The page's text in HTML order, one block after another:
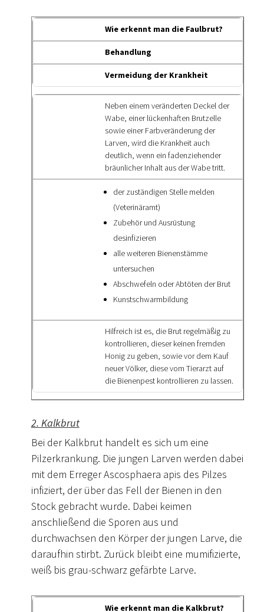
Wie erkennt man die Faulbrut?
Behandlung
Vermeidung der Krankheit
Neben einem veränderten Deckel der
Wabe, einer lückenhaften Brutzelle
sowie einer Farbveränderung der
Larven, wird die Krankheit auch
deutlich, wenn ein fadenziehender
bräunlicher Inhalt aus der Wabe tritt.
der zuständigen Stelle melden
(Veterinäramt)
Zubehör und Ausrüstung
desinfizieren
alle weiteren Bienenstämme
untersuchen
Abschwefeln oder Abtöten der Brut
Kunstschwarmbildung
Hilfreich ist es, die Brut regelmäßig zu
kontrollieren, dieser keinen fremden
Honig zu geben, sowie vor dem Kauf
neuer Völker, diese vom Tierarzt auf
die Bienenpest kontrollieren zu lassen.
2. Kalkbrut
Bei der Kalkbrut handelt es sich um eine
Pilzerkrankung. Die jungen Larven werden dabei
mit dem Erreger Ascosphaera apis des Pilzes
infiziert, der über das Fell der Bienen in den
Stock gebracht wurde. Dabei keimen
anschließend die Sporen aus und
durchwachsen den Körper der jungen Larve, die
daraufhin stirbt. Zurück bleibt eine mumifizierte,
weiß bis grau-schwarz gefärbte Larve.
Wie erkennt man die Kalkbrut?